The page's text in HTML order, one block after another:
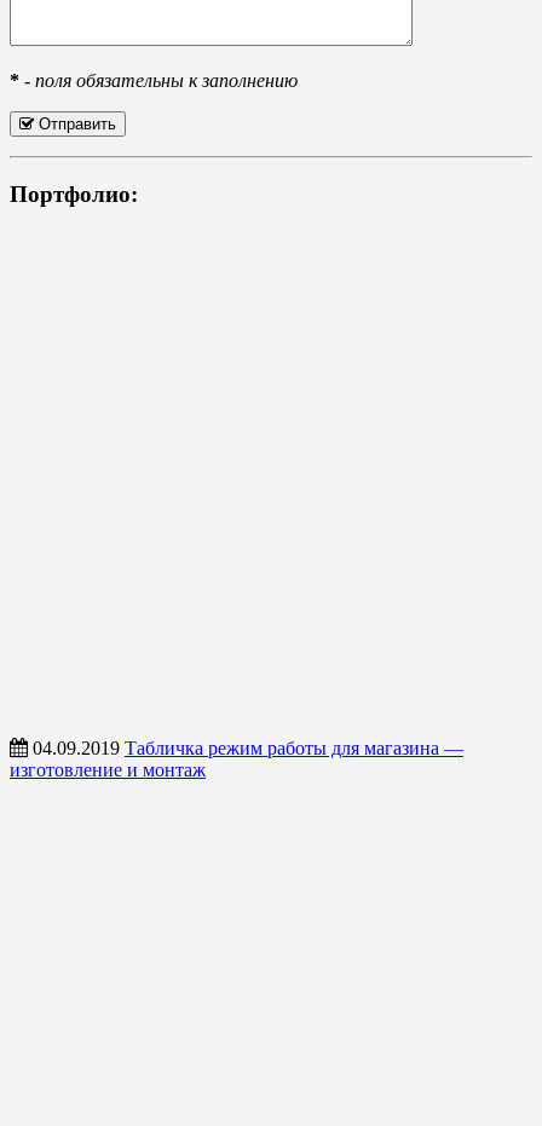
* - поля обязательны к заполнению
Отправить
Портфолио:
04.09.2019 Табличка режим работы для магазина —
изготовление и монтаж